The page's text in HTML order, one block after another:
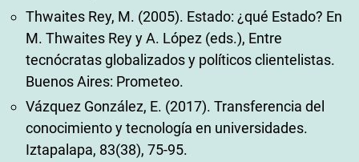
Thwaites Rey, M. (2005). Estado: ¿qué Estado? En
M. Thwaites Rey y A. López (eds.), Entre
tecnócratas globalizados y políticos clientelistas.
Buenos Aires: Prometeo.
Vázquez González, E. (2017). Transferencia del
conocimiento y tecnología en universidades.
Iztapalapa, 83(38), 75-95.